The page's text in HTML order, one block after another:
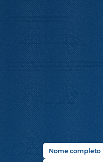
SOCIEDADE BRASILEIRA DE UROLOGIA
(SECCIONAL RIO GRANDE DO SUL)
Endereço: Av. Ipiranga, 5311 – Sala 105 – Porto Alegre – RS – CEP 90610-001
Horário de atendimento: Segunda à sexta das 8h às 14h
Diretor presidente: Dr. Ernani Luis Rhoden
Faça contato conosco